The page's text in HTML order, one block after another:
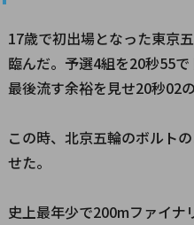
17歳で初出場となった東京
臨んだ。予選4組を20秒55
最後流す余裕を見せ20秒02
この時、北京五輪のボルト
せた。
史上最年少で200mファイナ